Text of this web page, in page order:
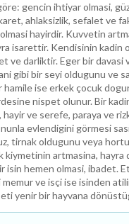
gencin ihtiyar olmasi,
ahlaksizlik, sefalet ve
hayirdir. Kuvvetin
isarettir. Kendisinin kadin
ve darliktir. Eger bir
gibi bir seyi oldugunu ve
ise erkek çocuk
nispet olunur. Bir
ve serefe, paraya ve
evlendigini görmesi
tirnak oldugunu veya
kiymetinin artmasina,
isin hemen olmasi, ibadet.
ve isçi ise isinden
yenir bir hayvana